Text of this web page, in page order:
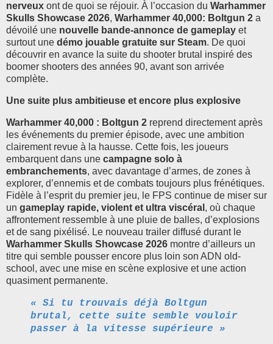
nerveux ont de quoi se réjouir. À l’occasion du Warhammer
Skulls Showcase 2026, Warhammer 40,000: Boltgun 2 a
dévoilé une nouvelle bande-annonce de gameplay et
surtout une démo jouable gratuite sur Steam. De quoi
découvrir en avance la suite du shooter brutal inspiré des
boomer shooters des années 90, avant son arrivée
complète.
Une suite plus ambitieuse et encore plus explosive
Warhammer 40,000 : Boltgun 2 reprend directement après
les événements du premier épisode, avec une ambition
clairement revue à la hausse. Cette fois, les joueurs
embarquent dans une campagne solo à
embranchements, avec davantage d’armes, de zones à
explorer, d’ennemis et de combats toujours plus frénétiques.
Fidèle à l’esprit du premier jeu, le FPS continue de miser sur
un gameplay rapide, violent et ultra viscéral , où chaque
affrontement ressemble à une pluie de balles, d’explosions
et de sang pixélisé. Le nouveau trailer diffusé durant le
Warhammer Skulls Showcase 2026 montre d’ailleurs un
titre qui semble pousser encore plus loin son ADN old-
school, avec une mise en scène explosive et une action
quasiment permanente.
« Si tu trouvais déjà Boltgun
brutal, cette suite semble vouloir
passer à la vitesse supérieure »